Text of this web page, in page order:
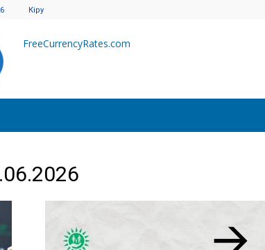
Кіру
FreeCurrencyRates.com